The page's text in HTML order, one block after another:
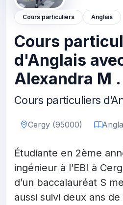
Cours particuliers Anglais
Cours
d'Anglais
Alexandra M .
Cours particuliers
Cergy (95000)
Étudiante en 2ème
ingénieur à l’EBI à
d’un baccalauréat S
aussi suivi deux ans